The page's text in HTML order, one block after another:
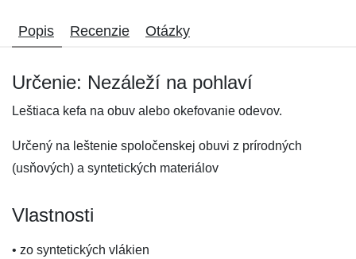
Popis Recenzie Otázky
Určenie: Nezáleží na pohlaví
Leštiaca kefa na obuv alebo okefovanie odevov.
Určený na leštenie spoločenskej obuvi z prírodných
(usňových) a syntetických materiálov
Vlastnosti
• zo syntetických vlákien